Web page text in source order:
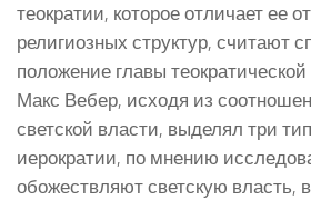
теократии, которое отличает ее
религиозных структур, считают
положение главы
Макс Вебер, исходя из
светской власти, выделял три
иерократии, по мнению
обожествляют светскую власть,